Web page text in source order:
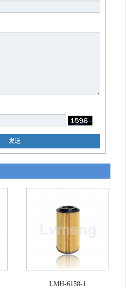
发送
LMH-6158-1